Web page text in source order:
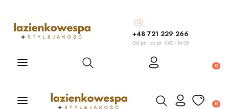
+48 721 229 266
Od pn. do pt. 9.00 - 16.00
Otwórz wyszukiwarkę
Otwórz wyszukiwarkę